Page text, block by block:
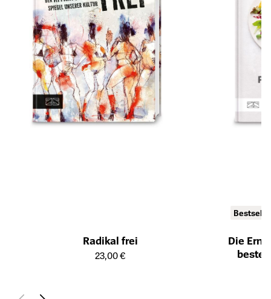
Radikal frei
Öffnet die Detailseite des Produkts
23,00 €
Die